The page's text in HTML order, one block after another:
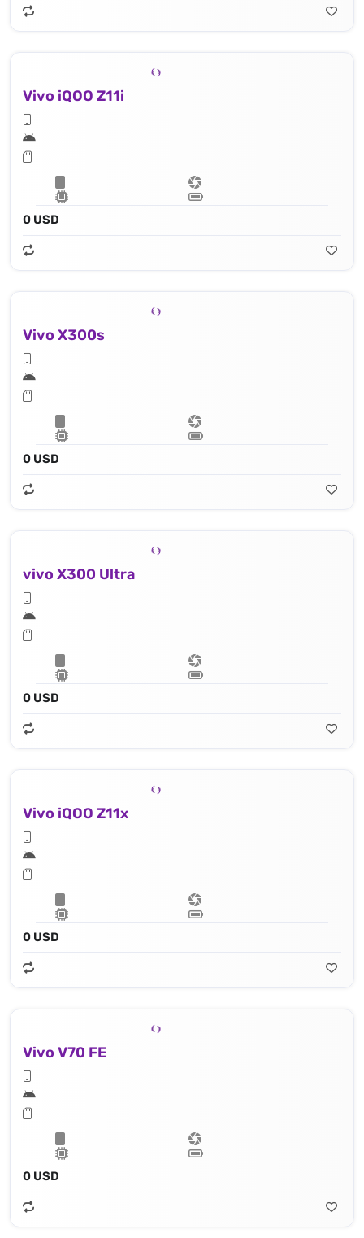
Vivo iQOO Z11i
0 USD
Vivo X300s
0 USD
vivo X300 Ultra
0 USD
Vivo iQOO Z11x
0 USD
Vivo V70 FE
0 USD